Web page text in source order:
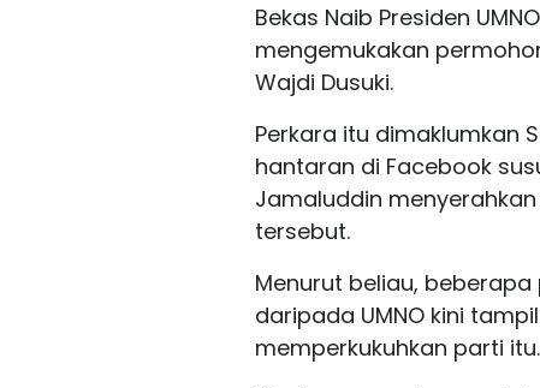
Bekas Naib Presiden
mengemukakan
Wajdi Dusuki.
Perkara itu dimaklumkan
hantaran di Facebook
Jamaluddin
tersebut.
Menurut beliau,
daripada UMNO kini
memperkukuhkan parti itu.